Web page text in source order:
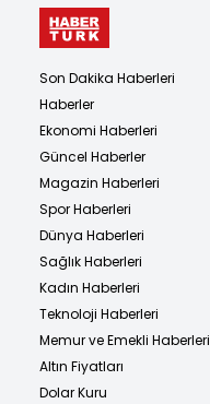
Son Dakika Haberleri
Haberler
Ekonomi Haberleri
Güncel Haberler
Magazin Haberleri
Spor Haberleri
Dünya Haberleri
Sağlık Haberleri
Kadın Haberleri
Teknoloji Haberleri
Memur ve Emekli Haberleri
Altın Fiyatları
Dolar Kuru